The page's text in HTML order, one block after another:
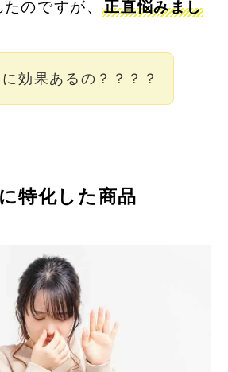
たのですが、正直悩みまし
効果あるの？？？？
特化した商品